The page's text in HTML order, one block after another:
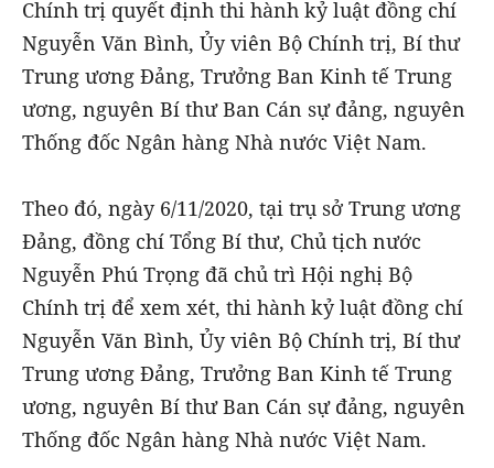
Chính trị quyết định thi hành kỷ luật đồng chí
Nguyễn Văn Bình, Ủy viên Bộ Chính trị, Bí thư
Trung ương Đảng, Trưởng Ban Kinh tế Trung
ương, nguyên Bí thư Ban Cán sự đảng, nguyên
Thống đốc Ngân hàng Nhà nước Việt Nam.
Theo đó, ngày 6/11/2020, tại trụ sở Trung ương
Đảng, đồng chí Tổng Bí thư, Chủ tịch nước
Nguyễn Phú Trọng đã chủ trì Hội nghị Bộ
Chính trị để xem xét, thi hành kỷ luật đồng chí
Nguyễn Văn Bình, Ủy viên Bộ Chính trị, Bí thư
Trung ương Đảng, Trưởng Ban Kinh tế Trung
ương, nguyên Bí thư Ban Cán sự đảng, nguyên
Thống đốc Ngân hàng Nhà nước Việt Nam.